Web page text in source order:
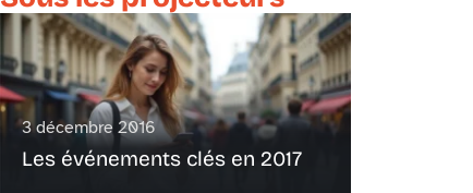
3 décembre 2016
Les événements clés en 2017